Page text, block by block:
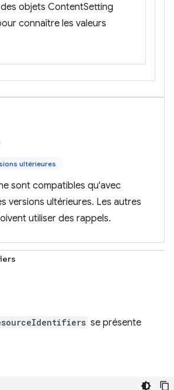
objets ContentSetting
connaître les valeurs
ultérieures
sont compatibles qu'avec
versions ultérieures. Les autres
utiliser des rappels.
se présente